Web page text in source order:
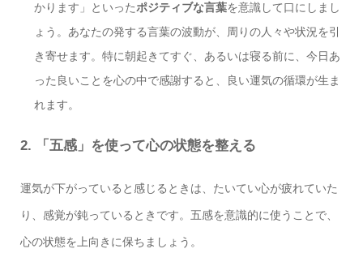
かります」といったポジティブな言葉を意識して口にしまし
ょう。あなたの発する言葉の波動が、周りの人々や状況を引
き寄せます。特に朝起きてすぐ、あるいは寝る前に、今日あ
った良いことを心の中で感謝すると、良い運気の循環が生ま
れます。
2. 「五感」を使って心の状態を整える
運気が下がっていると感じるときは、たいてい心が疲れていた
り、感覚が鈍っているときです。五感を意識的に使うことで、
心の状態を上向きに保ちましょう。